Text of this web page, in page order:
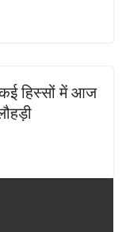
कई हिस्सों में आज